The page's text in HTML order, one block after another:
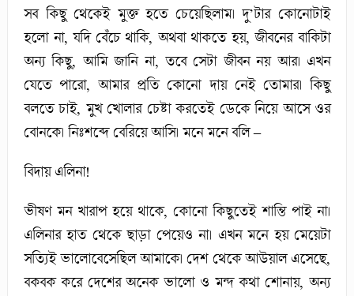
সব কিছু থেকেই মুক্ত হতে চেয়েছিলাম। দু’টার কোনোটাই
হলো না, যদি বেঁচে থাকি, অথবা থাকতে হয়, জীবনের বাকিটা
অন্য কিছু, আমি জানি না, তবে সেটা জীবন নয় আর। এখন
যেতে পারো, আমার প্রতি কোনো দায় নেই তোমার। কিছু
বলতে চাই, মুখ খোলার চেষ্টা করতেই ডেকে নিয়ে আসে ওর
বোনকে। নিঃশব্দে বেরিয়ে আসি। মনে মনে বলি –
বিদায় এলিনা!
ভীষণ মন খারাপ হয়ে থাকে, কোনো কিছুতেই শান্তি পাই না।
এলিনার হাত থেকে ছাড়া পেয়েও না। এখন মনে হয় মেয়েটা
সত্যিই ভালোবেসেছিল আমাকে। দেশ থেকে আউয়াল এসেছে,
বকবক করে দেশের অনেক ভালো ও মন্দ কথা শোনায়, অন্য